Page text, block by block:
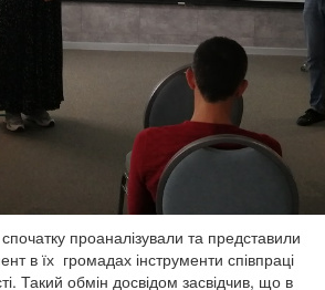
спочатку проаналізували та представили
в їх громадах інструменти співпраці
Такий обмін досвідом засвідчив, що в